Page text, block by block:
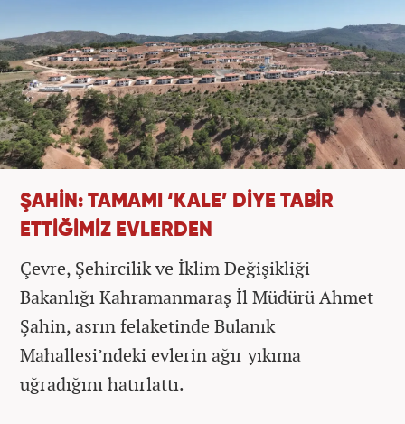
ŞAHİN: TAMAMI ‘KALE’ DİYE TABİR
ETTİĞİMİZ EVLERDEN
Çevre, Şehircilik ve İklim Değişikliği
Bakanlığı Kahramanmaraş İl Müdürü Ahmet
Şahin, asrın felaketinde Bulanık
Mahallesi’ndeki evlerin ağır yıkıma
uğradığını hatırlattı.